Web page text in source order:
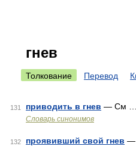
гнев
Толкование Перевод
131 приводить в гнев — См …
Словарь синонимов
132 проявивший свой гнев —